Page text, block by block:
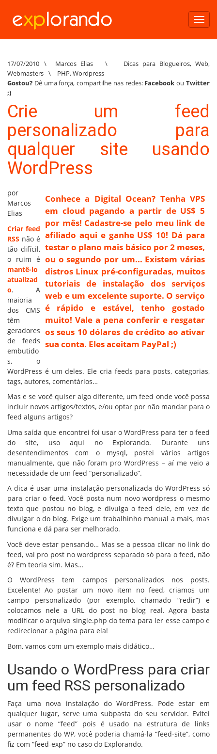
17/07/2010 \ Marcos Elias \ Dicas para Blogueiros,Web,
Webmasters \ PHP,Wordpress
Gostou? Dê uma força, compartilhe nas redes: Facebook ouTwitter
;)
Crie um feed
personalizado para
qualquer site usando
WordPress
Conhece a Digital Ocean? Tenha VPS
em cloud pagando a partir de US$ 5
por mês! Cadastre-se pelo meu link de
afiliado aqui e ganhe US$ 10! Dá para
testar o plano mais básico por 2 meses,
ou o segundo por um... Existem várias
distros Linux pré-configuradas, muitos
tutoriais de instalação dos serviços
web e um excelente suporte. O serviço
é rápido e estável, tenho gostado
muito! Vale a pena conferir e resgatar
os seus 10 dólares de crédito ao ativar
sua conta. Eles aceitam PayPal ;)
por
Marcos
Elias
Criar feed
RSS não é
tão difícil,
o ruim é
mantê-lo
atualizad
o. A
maioria
dos CMS
têm
geradores
de feeds
embutido
s, o
WordPress é um deles. Ele cria feeds para posts, categorias,
tags, autores, comentários…
Mas e se você quiser algo diferente, um feed onde você possa
incluir novos artigos/textos, e/ou optar por não mandar para o
feed alguns artigos?
Uma saída que encontrei foi usar o WordPress para ter o feed
do site, uso aqui no Explorando. Durante uns
desentendimentos com o mysql, postei vários artigos
manualmente, que não foram pro WordPress – aí me veio a
necessidade de um feed “personalizado”.
A dica é usar uma instalação personalizada do WordPress só
para criar o feed. Você posta num novo wordpress o mesmo
texto que postou no blog, e divulga o feed dele, em vez de
divulgar o do blog. Exige um trabalhinho manual a mais, mas
funciona e dá para ser melhorado.
Você deve estar pensando… Mas se a pessoa clicar no link do
feed, vai pro post no wordpress separado só para o feed, não
é? Em teoria sim. Mas…
O WordPress tem campos personalizados nos posts.
Excelente! Ao postar um novo item no feed, criamos um
campo personalizado (por exemplo, chamado “redir”) e
colocamos nele a URL do post no blog real. Agora basta
modificar o arquivo single.php do tema para ler esse campo e
redirecionar a página para ela!
Bom, vamos com um exemplo mais didático…
Usando o WordPress para criar
um feed RSS personalizado
Faça uma nova instalação do WordPress. Pode estar em
qualquer lugar, serve uma subpasta do seu servidor. Evitei
usar o nome “feed” pois é usado na estrutura de links
permanentes do WP, você poderia chamá-la “feed-site”, como
fiz com “feed-exp” no caso do Explorando.